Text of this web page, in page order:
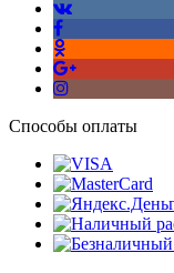
Способы оплаты